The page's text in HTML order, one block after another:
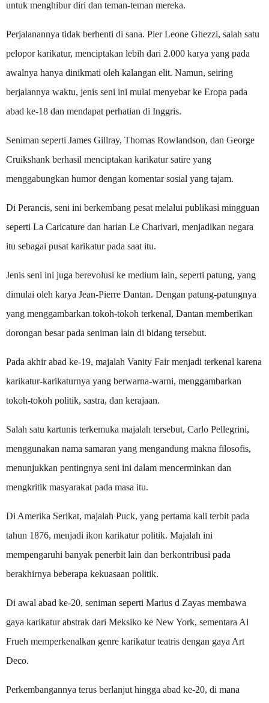
untuk menghibur diri dan teman-teman mereka.
Perjalanannya tidak berhenti di sana. Pier Leone Ghezzi, salah satu
pelopor karikatur, menciptakan lebih dari 2.000 karya yang pada
awalnya hanya dinikmati oleh kalangan elit. Namun, seiring
berjalannya waktu, jenis seni ini mulai menyebar ke Eropa pada
abad ke-18 dan mendapat perhatian di Inggris.
Seniman seperti James Gillray, Thomas Rowlandson, dan George
Cruikshank berhasil menciptakan karikatur satire yang
menggabungkan humor dengan komentar sosial yang tajam.
Di Perancis, seni ini berkembang pesat melalui publikasi mingguan
seperti La Caricature dan harian Le Charivari, menjadikan negara
itu sebagai pusat karikatur pada saat itu.
Jenis seni ini juga berevolusi ke medium lain, seperti patung, yang
dimulai oleh karya Jean-Pierre Dantan. Dengan patung-patungnya
yang menggambarkan tokoh-tokoh terkenal, Dantan memberikan
dorongan besar pada seniman lain di bidang tersebut.
Pada akhir abad ke-19, majalah Vanity Fair menjadi terkenal karena
karikatur-karikaturnya yang berwarna-warni, menggambarkan
tokoh-tokoh politik, sastra, dan kerajaan.
Salah satu kartunis terkemuka majalah tersebut, Carlo Pellegrini,
menggunakan nama samaran yang mengandung makna filosofis,
menunjukkan pentingnya seni ini dalam mencerminkan dan
mengkritik masyarakat pada masa itu.
Di Amerika Serikat, majalah Puck, yang pertama kali terbit pada
tahun 1876, menjadi ikon karikatur politik. Majalah ini
mempengaruhi banyak penerbit lain dan berkontribusi pada
berakhirnya beberapa kekuasaan politik.
Di awal abad ke-20, seniman seperti Marius d Zayas membawa
gaya karikatur abstrak dari Meksiko ke New York, sementara Al
Frueh memperkenalkan genre karikatur teatris dengan gaya Art
Deco.
Perkembangannya terus berlanjut hingga abad ke-20, di mana